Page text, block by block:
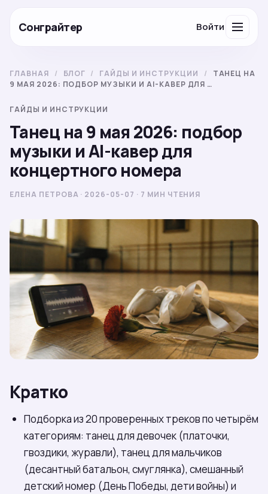
Сонграйтер Войти
ГЛАВНАЯ / БЛОГ / ГАЙДЫ И ИНСТРУКЦИИ /
ТАНЕЦ НА
9 МАЯ 2026: ПОДБОР МУЗЫКИ И AI-КАВЕР ДЛЯ …
ГАЙДЫ И ИНСТРУКЦИИ
Танец на 9 мая 2026: подбор
музыки и AI-кавер для
концертного номера
ЕЛЕНА ПЕТРОВА · 2026-05-07 · 7 МИН ЧТЕНИЯ
Кратко
Подборка из 20 проверенных треков по четырём
категориям: танец для девочек (платочки,
гвоздики, журавли), танец для мальчиков
(десантный батальон, смуглянка), смешанный
детский номер (День Победы, дети войны) и